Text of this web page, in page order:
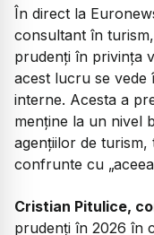
În direct la
consultant în
prudenți în privința
acest lucru se
interne. Acesta a
menține la un nivel
agențiilor de
confrunte cu
Cristian Pitulice,
prudenți în 2026 în